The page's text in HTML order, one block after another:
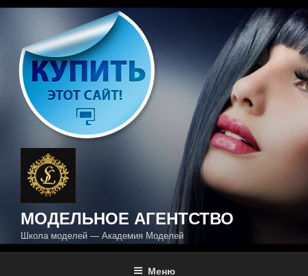
Перейти
содержимому
МОДЕЛЬНОЕ АГЕНТСТВО
Школа моделей — Академия Моделей
Меню